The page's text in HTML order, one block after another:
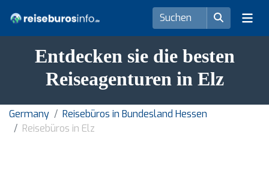
Entdecken sie die besten
Reiseagenturen in Elz
Germany
Reisebüros in Bundesland Hessen
Reisebüros in Elz